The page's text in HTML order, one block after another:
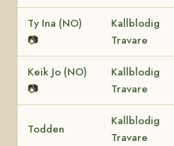
Ty Ina (NO)
📷
Kallblodig
Travare
Keik Jo (NO)
📷
Kallblodig
Travare
Todden
Kallblodig
Travare